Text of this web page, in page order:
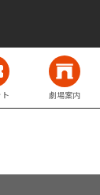
劇場案内